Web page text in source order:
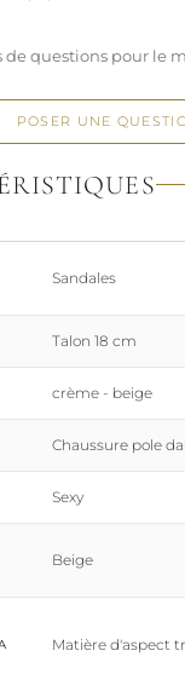
de questions pour le
POSER UNE
Sandales
Talon 18 cm
crème - beige
Chaussure pole
Sexy
Beige
Matière d'aspect